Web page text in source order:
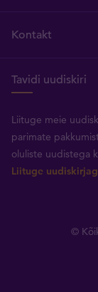
Kontakt
Tavidi uudiskiri
Liituge meie
parimate
oluliste uudistega
Liituge
©